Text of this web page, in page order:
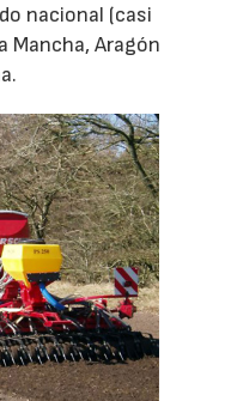
nacional (casi
Mancha, Aragón